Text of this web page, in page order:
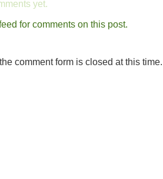
yet.
for comments on this post.
comment form is closed at this time.